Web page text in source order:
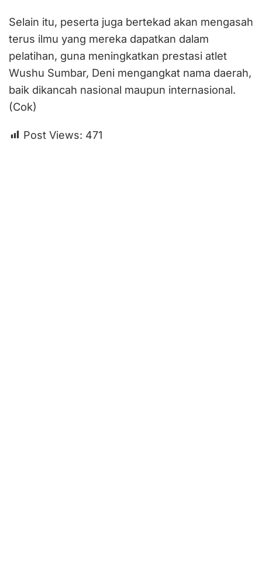
Selain itu, peserta juga bertekad akan mengasah
terus ilmu yang mereka dapatkan dalam
pelatihan, guna meningkatkan prestasi atlet
Wushu Sumbar, Deni mengangkat nama daerah,
baik dikancah nasional maupun internasional.
(Cok)
Post Views: 471